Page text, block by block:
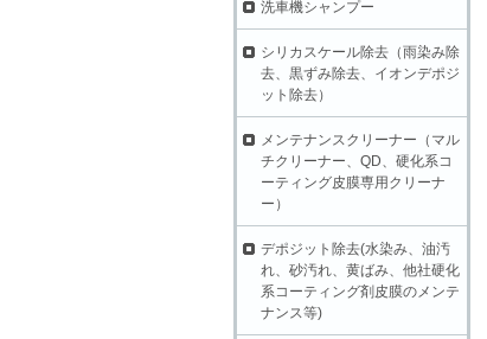
洗車機シャンプー
シリカスケール除去（雨染み除
去、黒ずみ除去、イオンデポジ
ット除去）
メンテナンスクリーナー（マル
チクリーナー、QD、硬化系コ
ーティング皮膜専用クリーナ
ー）
デポジット除去(水染み、油汚
れ、砂汚れ、黄ばみ、他社硬化
系コーティング剤皮膜のメンテ
ナンス等)